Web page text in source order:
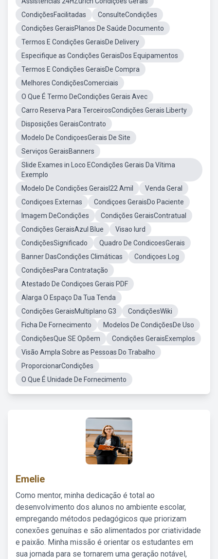
CondiçõesFacilitadas
ConsulteCondições
Condições GeraisPlanos De Saúde Documento
Termos E Condições GeraisDe Delivery
Especifique as Condições GeraisDos Equipamentos
Termos E Condições GeraisDe Compra
Melhores CondiçõesComerciais
O Que É Termo DeCondições Gerais Avec
Carro Reserva Para TerceirosCondições Gerais Liberty
Disposições GeraisContrato
Modelo De CondiçoesGerais De Site
Serviços GeraisBanners
Slide Exames in Loco ECondições Gerais Da Vítima
Exemplo
Modelo De Condições GeraisI22 Amil
Venda Geral
Condiçoes Externas
Condiçoes GeraisDo Paciente
Imagem DeCondições
Condições GeraisContratual
Condições GeraisAzul Blue
Visao Iurd
CondiçõesSignificado
Quadro De CondicoesGerais
Banner DasCondições Climáticas
Condiçoes Log
CondiçõesPara Contratação
Atestado De Condiçoes Gerais PDF
Alarga O Espaço Da Tua Tenda
Condições GeraisMultiplano G3
CondiçõesWiki
Ficha De Fornecimento
Modelos De CondiçõesDe Uso
CondiçõesQue SE Opõem
Condições GeraisExemplos
Visão Ampla Sobre as Pessoas Do Trabalho
ProporcionarCondições
O Que É Unidade De Fornecimento
Emelie
Como mentor, minha dedicação é total ao
desenvolvimento dos alunos no ambiente escolar,
empregando métodos pedagógicos que priorizam
conexões genuínas e são alimentados por criatividade
e paixão. Minha missão é orientar os estudantes em
sua jornada para se tornarem uma geração notável,